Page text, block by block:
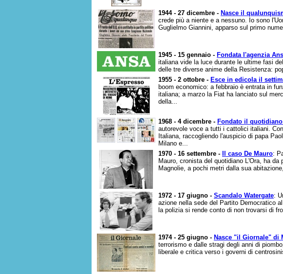
1944 - 27 dicembre - Nasce il
crede più a niente e a nessuno. Io sono
Guglielmo Giannini, apparso sul primo
1945 - 15 gennaio - Fondata l'agenzia
italiana vide la luce durante le ultime fasi
delle tre diverse anime della Resistenza:
1955 - 2 ottobre - Esce in edicola il
boom economico: a febbraio è entrata in
italiana; a marzo la Fiat ha lanciato sul
della...
1968 - 4 dicembre - Fondato il
autorevole voce a tutti i cattolici italiani.
Italiana, raccogliendo l'auspicio di papa
Milano e...
1970 - 16 settembre -
Il caso De Mauro:
Mauro, cronista del quotidiano L'Ora, ha
Magnolie, a pochi metri dalla sua
1972 - 17 giugno - Scandalo Watergate:
azione nella sede del Partito Democratico
la polizia si rende conto di non trovarsi di
1974 - 25 giugno - Nasce "il Giornale" di
terrorismo e dalle stragi degli anni di
liberale e critica verso i governi di